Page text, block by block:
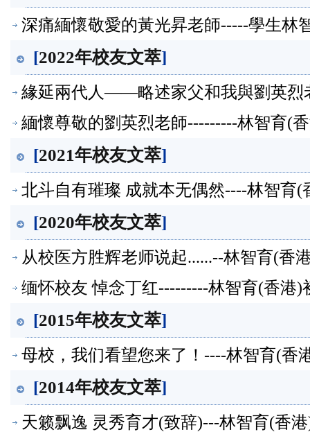
深痛緬懷敬愛的黃光昇老師-----學生林
[2022年校友文萃]
緣延兩代人——略述家父和我與劉英烈
緬懷尊敬的劉英烈老師---------林智育(
[2021年校友文萃]
北斗自有璀璨 成就本无偶然----林智育(
[2020年校友文萃]
从校医方胜辉老师说起......--林智育(香
缅怀校友 悼念丁红---------林智育(香港)
[2015年校友文萃]
母校，我们看望您来了！----林智育(香
[2014年校友文萃]
天籁飘逸 灵秀育才(致辞)---林智育(香